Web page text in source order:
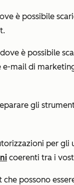
è possibile
è possibile
mail di
gli
per gli
coerenti tra i
possono